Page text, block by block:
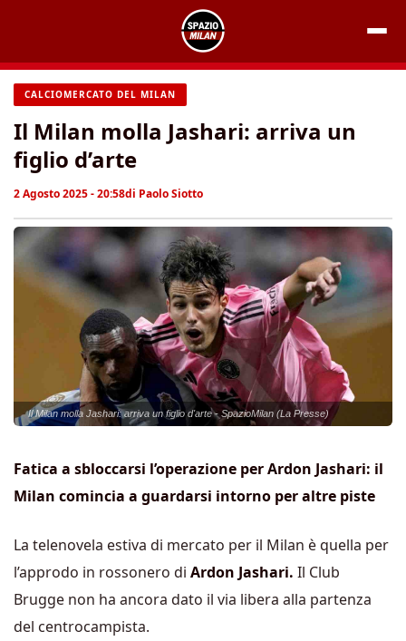
contenuto
CALCIOMERCATO DEL MILAN
Il Milan molla Jashari: arriva un
figlio d’arte
2 Agosto 2025 - 20:58di Paolo Siotto
Il Milan molla Jashari: arriva un figlio d'arte - SpazioMilan (La Presse)
Fatica a sbloccarsi l’operazione per Ardon Jashari: il
Milan comincia a guardarsi intorno per altre piste
La telenovela estiva di mercato per il Milan è quella per
l’approdo in rossonero di Ardon Jashari. Il Club
Brugge non ha ancora dato il via libera alla partenza
del centrocampista.